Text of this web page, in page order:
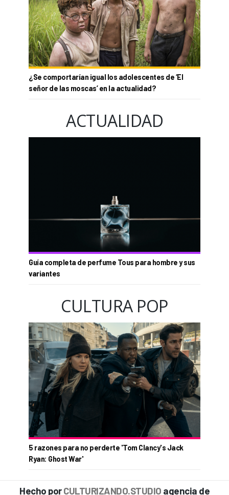
¿Se comportarían igual los adolescentes de ‘El
señor de las moscas’ en la actualidad?
ACTUALIDAD
Guía completa de perfume Tous para hombre y sus
variantes
CULTURA POP
5 razones para no perderte 'Tom Clancy's Jack
Ryan: Ghost War'
Hecho porCULTURIZANDO.STUDIO agencia de